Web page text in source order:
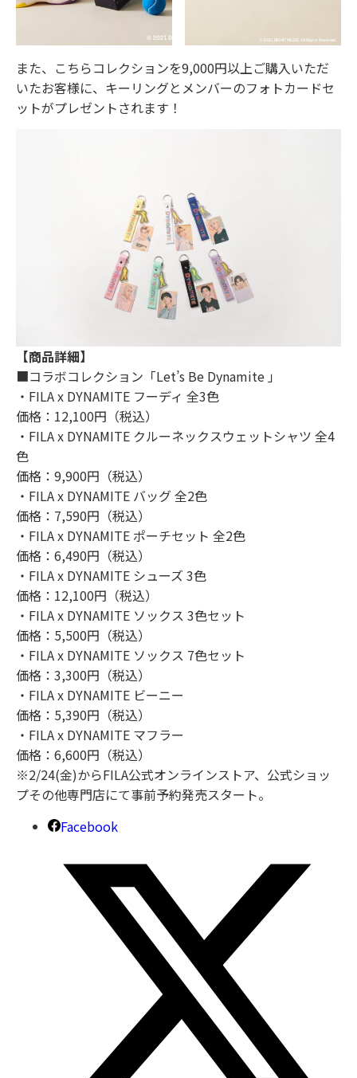
また、こちらコレクションを9,000円以上ご購入いただ
いたお客様に、キーリングとメンバーのフォトカードセ
ットがプレゼントされます！
【商品詳細】
■コラボコレクション「Let’s Be Dynamite 」
・FILA x DYNAMITE フーディ 全3色
価格：12,100円（税込）
・FILA x DYNAMITE クルーネックスウェットシャツ 全4
色
価格：9,900円（税込）
・FILA x DYNAMITE バッグ 全2色
価格：7,590円（税込）
・FILA x DYNAMITE ポーチセット 全2色
価格：6,490円（税込）
・FILA x DYNAMITE シューズ 3色
価格：12,100円（税込）
・FILA x DYNAMITE ソックス 3色セット
価格：5,500円（税込）
・FILA x DYNAMITE ソックス 7色セット
価格：3,300円（税込）
・FILA x DYNAMITE ビーニー
価格：5,390円（税込）
・FILA x DYNAMITE マフラー
価格：6,600円（税込）
※2/24(金)からFILA公式オンラインストア、公式ショッ
プその他専門店にて事前予約発売スタート。
Facebook